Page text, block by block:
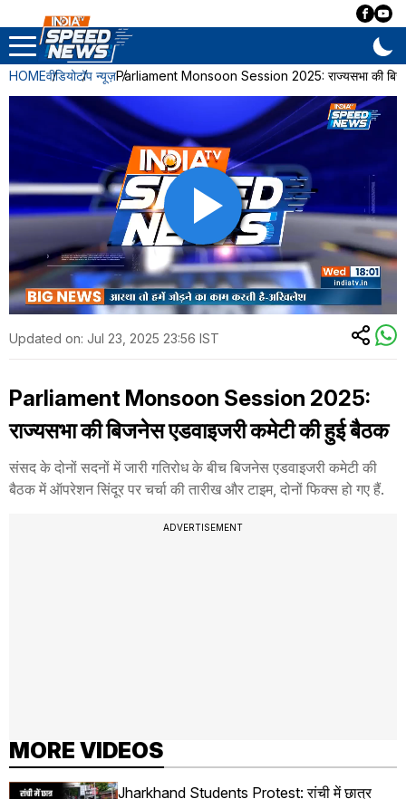
HOMEवीडियोटॉप न्यूज़Parliament Monsoon Session 2025: राज्यसभा की
Updated on: Jul 23, 2025 23:56 IST
Parliament Monsoon Session 2025:
राज्यसभा की बिजनेस एडवाइजरी कमेटी की हुई बैठक
संसद के दोनों सदनों में जारी गतिरोध के बीच बिजनेस एडवाइजरी कमेटी की
बैठक में ऑपरेशन सिंदूर पर चर्चा की तारीख और टाइम, दोनों फिक्स हो गए हैं.
ADVERTISEMENT
MORE VIDEOS
Jharkhand Students Protest: रांची में छात्र